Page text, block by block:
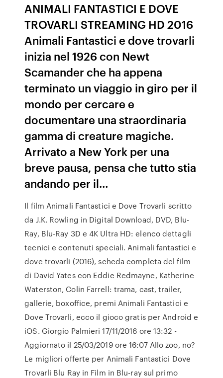
ANIMALI FANTASTICI E DOVE
TROVARLI STREAMING HD 2016
Animali Fantastici e dove trovarli
inizia nel 1926 con Newt
Scamander che ha appena
terminato un viaggio in giro per il
mondo per cercare e
documentare una straordinaria
gamma di creature magiche.
Arrivato a New York per una
breve pausa, pensa che tutto stia
andando per il…
Il film Animali Fantastici e Dove Trovarli scritto
da J.K. Rowling in Digital Download, DVD, Blu-
Ray, Blu-Ray 3D e 4K Ultra HD: elenco dettagli
tecnici e contenuti speciali. Animali fantastici e
dove trovarli (2016), scheda completa del film
di David Yates con Eddie Redmayne, Katherine
Waterston, Colin Farrell: trama, cast, trailer,
gallerie, boxoffice, premi Animali Fantastici e
Dove Trovarli, ecco il gioco gratis per Android e
iOS. Giorgio Palmieri 17/11/2016 ore 13:32 -
Aggiornato il 25/03/2019 ore 16:07 Allo zoo, no?
Le migliori offerte per Animali Fantastici Dove
Trovarli Blu Ray in Film in Blu-ray sul primo